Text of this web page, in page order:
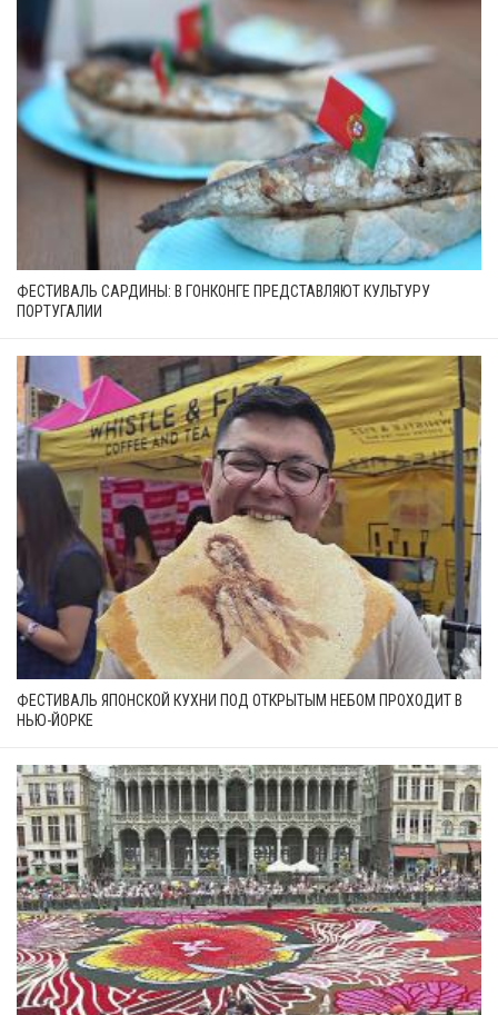
ФЕСТИВАЛЬ САРДИНЫ: В ГОНКОНГЕ ПРЕДСТАВЛЯЮТ КУЛЬТУРУ
ПОРТУГАЛИИ
ФЕСТИВАЛЬ ЯПОНСКОЙ КУХНИ ПОД ОТКРЫТЫМ НЕБОМ ПРОХОДИТ В
НЬЮ-ЙОРКЕ